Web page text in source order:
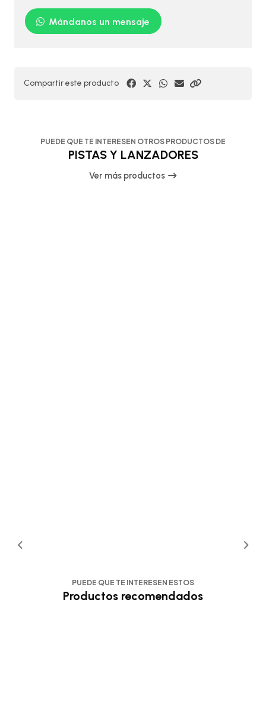
Mándanos un mensaje
Compartir este producto
PUEDE QUE TE INTERESEN OTROS PRODUCTOS DE
PISTAS Y LANZADORES
Ver más productos
PUEDE QUE TE INTERESEN ESTOS
Productos recomendados